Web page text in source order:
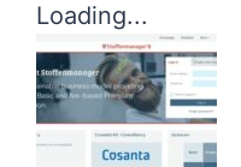
Loading...